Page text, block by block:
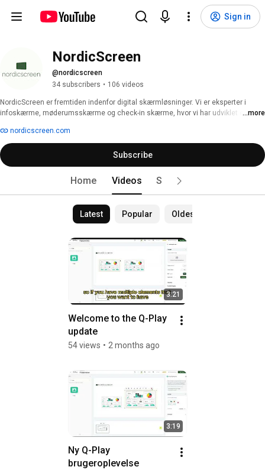
Sign in
NordicScreen
@nordicscreen
34 subscribers • 106 videos
NordicScreen er fremtiden indenfor digital skærmløsninger. Vi er eksperter i
infoskærme, møderumsskærme og check-in skærme, hvor vi har udviklet et
overskueligt måde.
...more
nordicscreen.com
Subscribe
Home Videos Shorts
Latest Popular Oldest
3:21
Welcome to the Q-Play
update
54 views • 2 months ago
3:19
Ny Q-Play
brugeroplevelse